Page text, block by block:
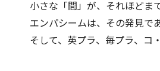
小さな「間」が、それほどま
エンパシームは、その発見で
そして、英プラ、毎プラ、コ